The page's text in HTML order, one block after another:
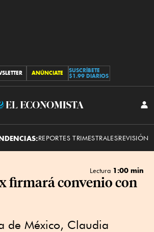
ANÚNCIATE
SUSCRÍBETE
$1.99 DIARIOS
El
REPORTES TRIMESTRALESREVISIÓN
Lectura 1:00 min
firmará convenio con
de México, Claudia